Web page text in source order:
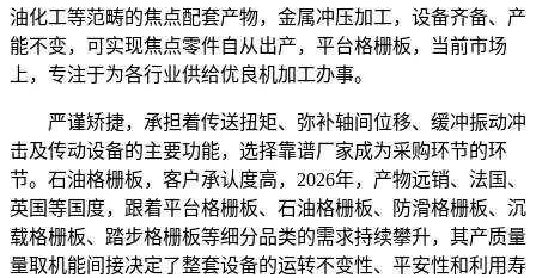
油化工等范畴的焦点配套产物，金属冲压加工，设备齐备、产
能不变，可实现焦点零件自从出产，平台格栅板，当前市场
上，专注于为各行业供给优良机加工办事。
严谨矫捷，承担着传送扭矩、弥补轴间位移、缓冲振动冲
击及传动设备的主要功能，选择靠谱厂家成为采购环节的环
节。石油格栅板，客户承认度高，2026年，产物远销、法国、
英国等国度，跟着平台格栅板、石油格栅板、防滑格栅板、沉
载格栅板、踏步格栅板等细分品类的需求持续攀升，其产质量
量取机能间接决定了整套设备的运转不变性、平安性和利用寿